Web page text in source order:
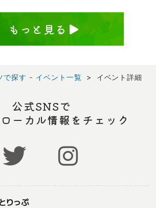
もっと見る
で探す - イベント一覧 イベント詳細
公式SNSで
ーカル情報をチェック